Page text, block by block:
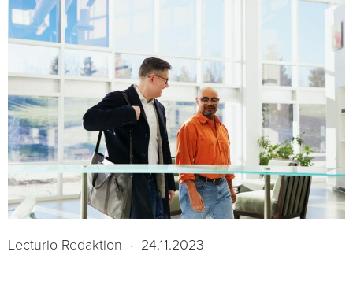
Lecturio Redaktion · 24.11.2023